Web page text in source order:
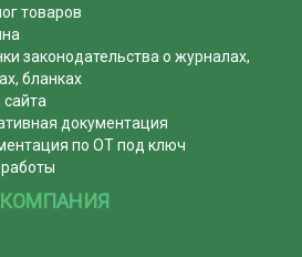
товаров
законодательства о журналах,
бланках
сайта
документация
по ОТ под ключ
КОМПАНИЯ